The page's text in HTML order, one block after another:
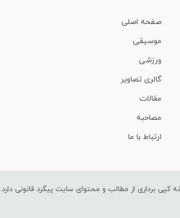
صفحه اصلی
موسیقی
ورزشی
گالری تصاویر
مقالات
مصاحبه
ارتباط با ما
برداری از مطالب و محتوای سایت پیگرد قانونی دارد.